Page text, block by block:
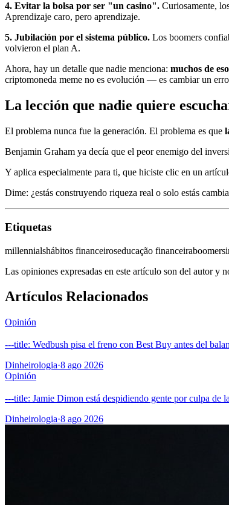
4. Evitar la bolsa por ser "un casino". Curiosamente,
Aprendizaje caro, pero aprendizaje.
5. Jubilación por el sistema público. Los boomers
volvieron el plan A.
Ahora, hay un detalle que nadie menciona: muchos de
criptomoneda meme no es evolución — es cambiar un
La lección que nadie quiere
El problema nunca fue la generación. El problema es que
Benjamin Graham ya decía que el peor enemigo del
Y aplica especialmente para ti, que hiciste clic en un
Dime: ¿estás construyendo riqueza real o solo estás
Etiquetas
millennialshábitos financeiroseducação financeiraboomers
Las opiniones expresadas en este artículo son del autor y
Artículos Relacionados
Opinión
---title: Wedbush pisa el freno con Best Buy antes del
Dinheirologia·8 ago 2026
Opinión
---title: Jamie Dimon está despidiendo gente por culpa
Dinheirologia·8 ago 2026